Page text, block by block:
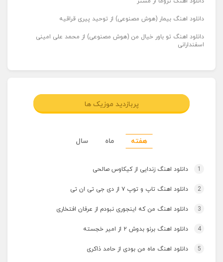
دانلود اهنگ بیمار (هوش مصنوعی) از توحید پیری قراقیه
دانلود اهنگ تو باور خیال من (هوش مصنوعی) از محمد علی امینی
اسفندارانی
پربازدید موزیک ها
هفته ماه سال
1 دانلود اهنگ زندایی از کیکاوس صالحی
2 دانلود اهنگ تاپ و توپ ۷ از دی جی تی ان تی
3 دانلود اهنگ من که اینجوری نبودم از عرفان افتخاری
4 دانلود اهنگ برنو بدوش ۲ از امیر خجسته
5 دانلود اهنگ ماه من بودی از حامد ذاکری